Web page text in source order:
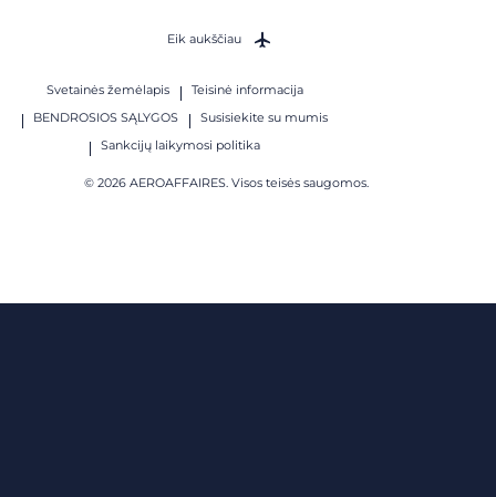
Svetainės žemėlapis
Teisinė informacija
BENDROSIOS SĄLYGOS
Susisiekite su mumis
Sankcijų laikymosi politika
© 2026 AEROAFFAIRES. Visos teisės saugomos.
Eik aukščiau